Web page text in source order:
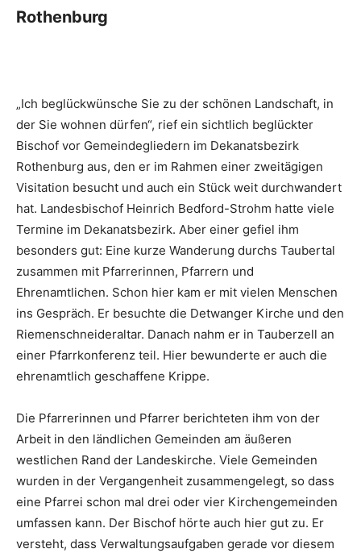
Rothenburg
„Ich beglückwünsche Sie zu der schönen Landschaft, in
der Sie wohnen dürfen“, rief ein sichtlich beglückter
Bischof vor Gemeindegliedern im Dekanatsbezirk
Rothenburg aus, den er im Rahmen einer zweitägigen
Visitation besucht und auch ein Stück weit durchwandert
hat. Landesbischof Heinrich Bedford-Strohm hatte viele
Termine im Dekanatsbezirk. Aber einer gefiel ihm
besonders gut: Eine kurze Wanderung durchs Taubertal
zusammen mit Pfarrerinnen, Pfarrern und
Ehrenamtlichen. Schon hier kam er mit vielen Menschen
ins Gespräch. Er besuchte die Detwanger Kirche und den
Riemenschneideraltar. Danach nahm er in Tauberzell an
einer Pfarrkonferenz teil. Hier bewunderte er auch die
ehrenamtlich geschaffene Krippe.
Die Pfarrerinnen und Pfarrer berichteten ihm von der
Arbeit in den ländlichen Gemeinden am äußeren
westlichen Rand der Landeskirche. Viele Gemeinden
wurden in der Vergangenheit zusammengelegt, so dass
eine Pfarrei schon mal drei oder vier Kirchengemeinden
umfassen kann. Der Bischof hörte auch hier gut zu. Er
versteht, dass Verwaltungsaufgaben gerade vor diesem